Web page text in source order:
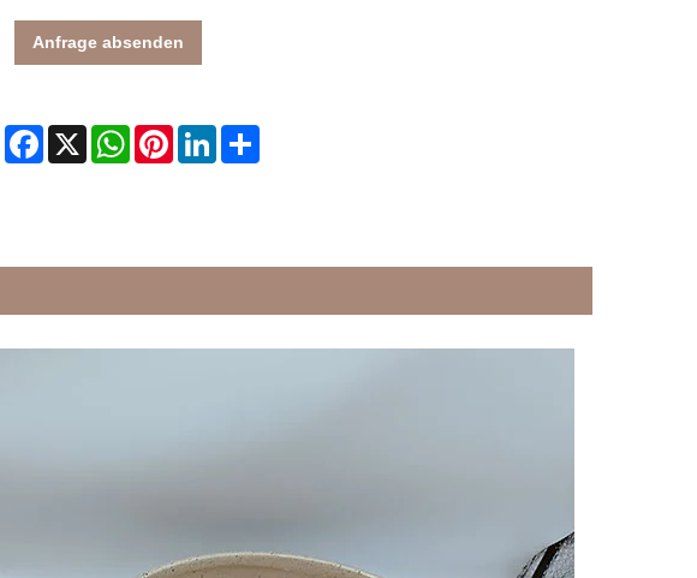
Anfrage absenden
Facebook
X WhatsAppPinterestLinkedInShare